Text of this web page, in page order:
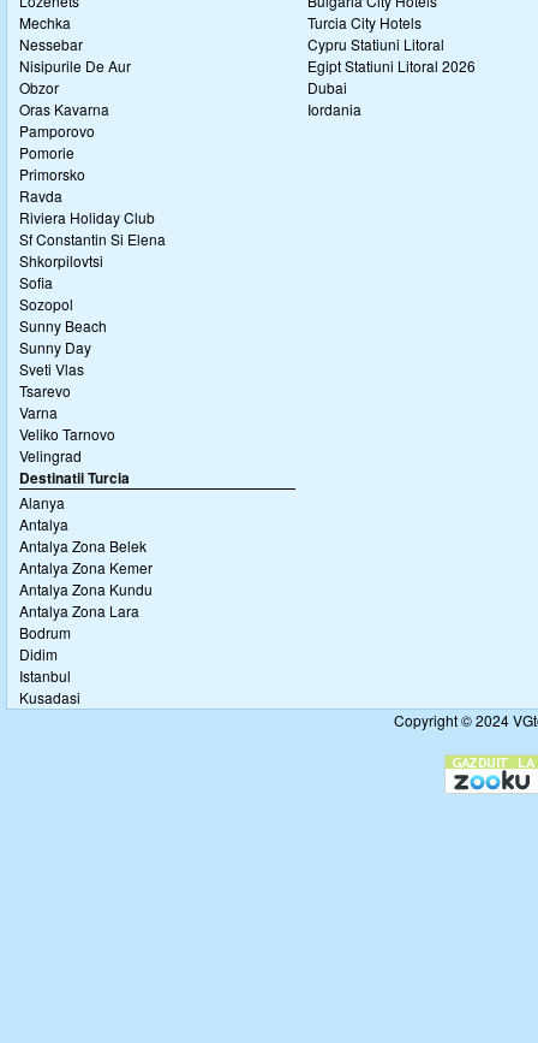
Mechka
Nessebar
Nisipurile De Aur
Obzor
Oras Kavarna
Pamporovo
Pomorie
Primorsko
Ravda
Riviera Holiday Club
Sf Constantin Si Elena
Shkorpilovtsi
Sofia
Sozopol
Sunny Beach
Sunny Day
Sveti Vlas
Tsarevo
Varna
Veliko Tarnovo
Velingrad
Destinatii Turcia
Alanya
Antalya
Antalya Zona Belek
Antalya Zona Kemer
Antalya Zona Kundu
Antalya Zona Lara
Bodrum
Didim
Istanbul
Kusadasi
Turcia City Hotels
Cypru Statiuni Litoral
Egipt Statiuni Litoral 2026
Dubai
Iordania
Copyright © 2024